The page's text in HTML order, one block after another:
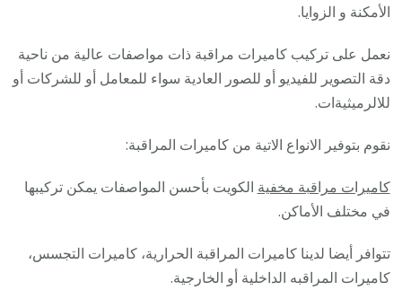
الأمكنة و الزوايا.
نعمل على تركيب كاميرات مراقبة ذات مواصفات عالية من ناحية
دقة التصوير للفيديو أو للصور العادية سواء للمعامل أو للشركات أو
للالرميثيةات.
نقوم بتوفير الانواع الاتية من كاميرات المراقبة:
كاميرات مراقبة مخفية الكويت بأحسن المواصفات يمكن تركيبها
في مختلف الأماكن.
تتوافر أيضا لدينا كاميرات المراقبة الحرارية، كاميرات التجسس،
كاميرات المراقبه الداخلية أو الخارجية.